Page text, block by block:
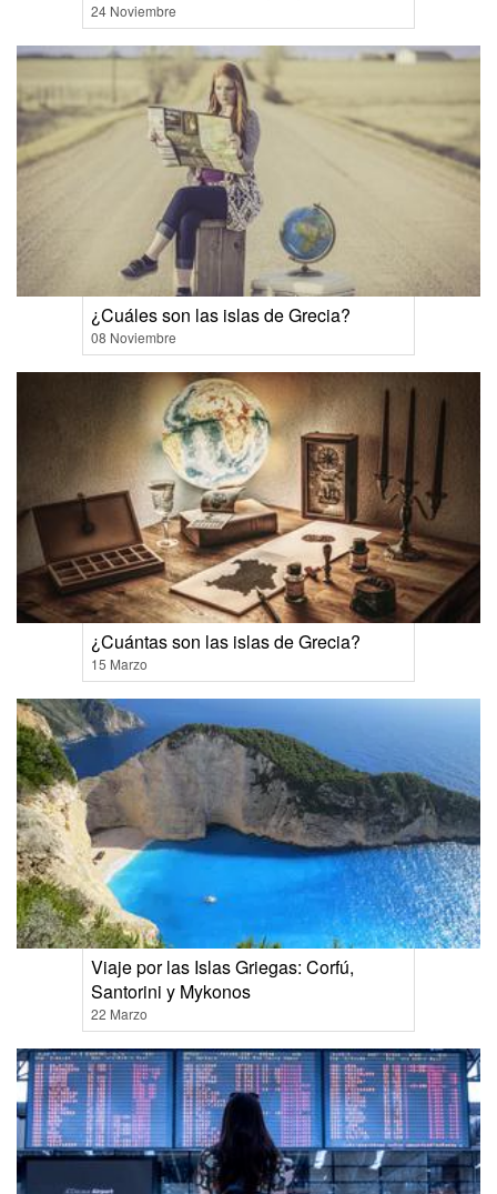
24 Noviembre
¿Cuáles son las islas de Grecia?
08 Noviembre
¿Cuántas son las islas de Grecia?
15 Marzo
Viaje por las Islas Griegas: Corfú,
Santorini y Mykonos
22 Marzo